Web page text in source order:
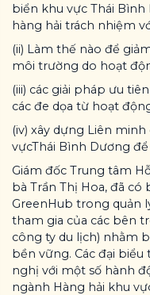
biển khu vực Thái
hàng hải trách nhiệm
(ii) Làm thế nào để
môi trường do hoạt
(iii) các giải pháp ưu
các đe dọa từ hoạt
(iv) xây dựng Liên
vựcThái Bình Dương để
Giám đốc Trung tâm
bà Trần Thị Hoa, đã có
GreenHub trong quản
tham gia của các bên
công ty du lịch) nhằm
bền vững. Các đại biểu
nghị với một số hành
ngành Hàng hải khu